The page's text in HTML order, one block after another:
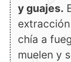
y guajes.
chía a
muelen y